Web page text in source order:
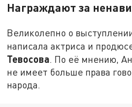
Награждают за
Великолепно о
написала актриса и
Тевосова. По её мнению,
не имеет больше права
народа.